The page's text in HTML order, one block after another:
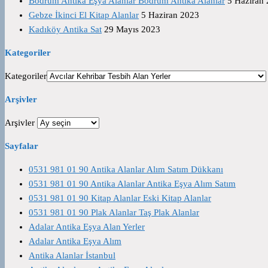
Gebze İkinci El Kitap Alanlar 5 Haziran 2023
Kadıköy Antika Sat 29 Mayıs 2023
Kategoriler
Kategoriler
Arşivler
Arşivler
Sayfalar
0531 981 01 90 Antika Alanlar Alım Satım Dükkanı
0531 981 01 90 Antika Alanlar Antika Eşya Alım Satım
0531 981 01 90 Kitap Alanlar Eski Kitap Alanlar
0531 981 01 90 Plak Alanlar Taş Plak Alanlar
Adalar Antika Eşya Alan Yerler
Adalar Antika Eşya Alım
Antika Alanlar İstanbul